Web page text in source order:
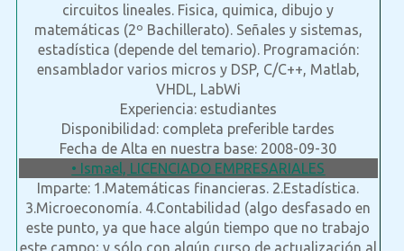
circuitos lineales. Fisica, quimica, dibujo y
matemáticas (2º Bachillerato). Señales y sistemas,
estadística (depende del temario). Programación:
ensamblador varios micros y DSP, C/C++, Matlab,
VHDL, LabWi
Experiencia: estudiantes
Disponibilidad: completa preferible tardes
Fecha de Alta en nuestra base: 2008-09-30
• Ismael, LICENCIADO EMPRESARIALES
Imparte: 1.Matemáticas financieras. 2.Estadística.
3.Microeconomía. 4.Contabilidad (algo desfasado en
este punto, ya que hace algún tiempo que no trabajo
este campo; y sólo con algún curso de actualización al